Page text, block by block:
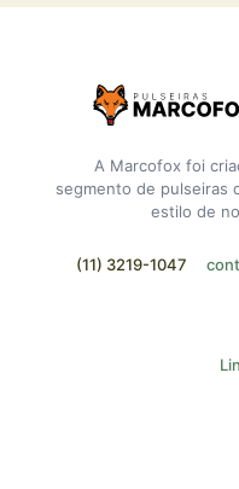
A Marcofox foi
segmento de pulseiras
estilo de
(11) 3219-1047